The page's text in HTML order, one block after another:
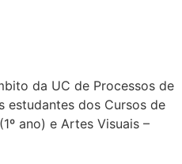
da UC de Processos de
estudantes dos Cursos de
ano) e Artes Visuais –